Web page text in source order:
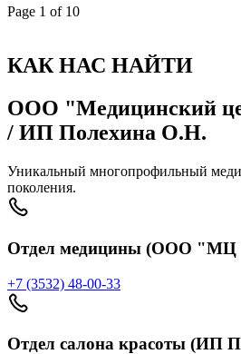
Page 1 of 10
КАК НАС НАЙТИ
ООО "Медицинский
/ ИП Полехина О.Н.
Уникальный многопрофильный
поколения.
Отдел медицины (ООО "МЦ
+7 (3532) 48-00-33
Отдел салона красоты (ИП